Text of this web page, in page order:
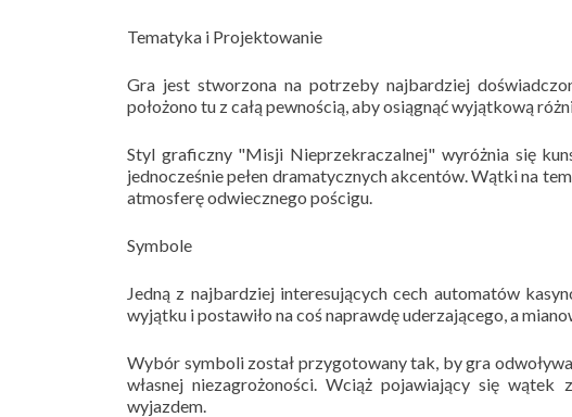
Tematyka i Projektowanie
Gra jest stworzona na potrzeby najbardziej
położono tu z całą pewnością, aby osiągnąć wyjątkową
Styl graficzny "Misji Nieprzekraczalnej" wyróżnia się
jednocześnie pełen dramatycznych akcentów. Wątki na
atmosferę odwiecznego pościgu.
Symbole
Jedną z najbardziej interesujących cech automatów
wyjątku i postawiło na coś naprawdę uderzającego, a
Wybór symboli został przygotowany tak, by gra
własnej niezagrożoności. Wciąż pojawiający się
wyjazdem.